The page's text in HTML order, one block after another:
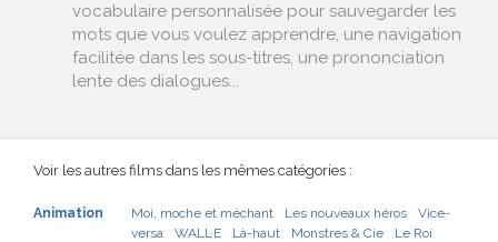
vocabulaire personnalisée pour sauvegarder les
mots que vous voulez apprendre, une navigation
facilitée dans les sous-titres, une prononciation
lente des dialogues...
Voir les autres films dans les mêmes catégories :
Animation Moi, moche et méchant Les nouveaux héros
Vice-
versa
WALL·E Là-haut Monstres & Cie
Le Roi